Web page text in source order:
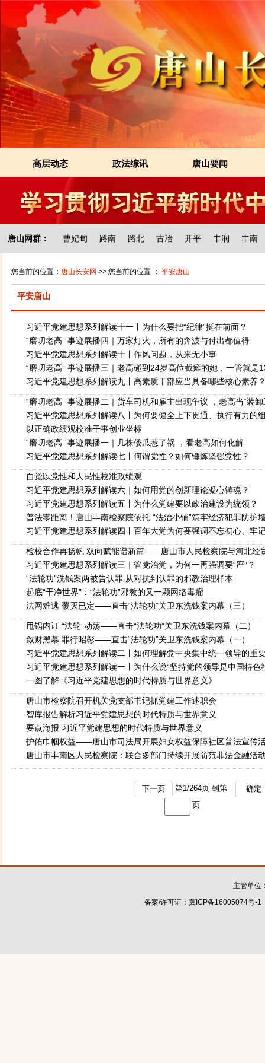
高层动态 政法综讯 唐山要闻
唐山网群： 曹妃甸 路南 路北 古冶 开平 丰润 丰南
您当前的位置： 唐山长安网 >> 您当前的位置 ： 平安唐山
平安唐山
习近平党建思想系列解读十一丨为什么要把“纪律”挺在前面？
“磨叨老高” 事迹展播四｜万家灯火，所有的奔波与付出都值得
习近平党建思想系列解读十丨作风问题，从来无小事
“磨叨老高” 事迹展播三｜老高碰到24岁高位截瘫的她，一管就是
习近平党建思想系列解读九丨高素质干部应当具备哪些核心素养
“磨叨老高” 事迹展播二｜货车司机和雇主出现争议 ，老高当“装卸
题
习近平党建思想系列解读八丨为何要健全上下贯通、执行有力的
以正确政绩观校准干事创业坐标
“磨叨老高” 事迹展播一｜几株倭瓜惹了祸 ，看老高如何化解
习近平党建思想系列解读七丨何谓党性？如何锤炼坚强党性？
自觉以党性和人民性校准政绩观
习近平党建思想系列解读六｜如何用党的创新理论凝心铸魂？
习近平党建思想系列解读五丨为什么党建要以政治建设为统领？
普法零距离！唐山丰南检察院依托 “法治小铺”筑牢经济犯罪防护
习近平党建思想系列解读四丨百年大党为何要强调不忘初心、牢
检校合作再扬帆 双向赋能谱新篇——唐山市人民检察院与河北经
检校合作协议
习近平党建思想系列解读三｜管党治党，为何一再强调要“严”？
“法轮功”洗钱案两被告认罪 从对抗到认罪的邪教治理样本
起底“干净世界”：“法轮功”邪教的又一颗网络毒瘤
法网难逃 覆灭已定——直击“法轮功”关卫东洗钱案内幕（三）
甩锅内讧 “法轮”动荡——直击“法轮功”关卫东洗钱案内幕（二）
敛财黑幕 罪行昭彰——直击“法轮功”关卫东洗钱案内幕（一）
习近平党建思想系列解读二丨如何理解党中央集中统一领导的重
习近平党建思想系列解读一丨为什么说“坚持党的领导是中国特色
本质的特征”？
一图了解《习近平党建思想的时代特质与世界意义》
唐山市检察院召开机关党支部书记抓党建工作述职会
智库报告解析习近平党建思想的时代特质与世界意义
要点海报 习近平党建思想的时代特质与世界意义
护佑巾帼权益——唐山市司法局开展妇女权益保障社区普法宣传
唐山市丰南区人民检察院：联合多部门持续开展防范非法金融活
下一页 第1/264页 到第
页
确定
主管单位
备案/许可证：冀ICP备16005074号-1